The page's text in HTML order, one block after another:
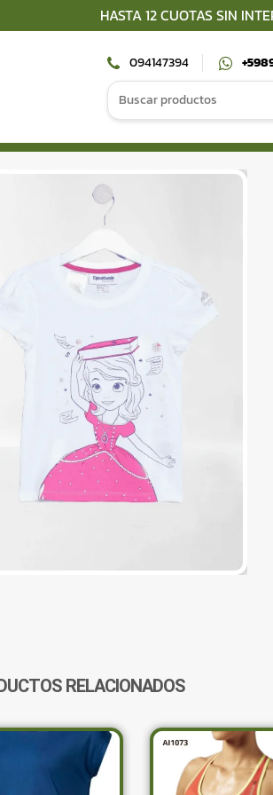
HASTA 12 CUOTAS SIN
094147394
Search
for:
RELACIONADOS